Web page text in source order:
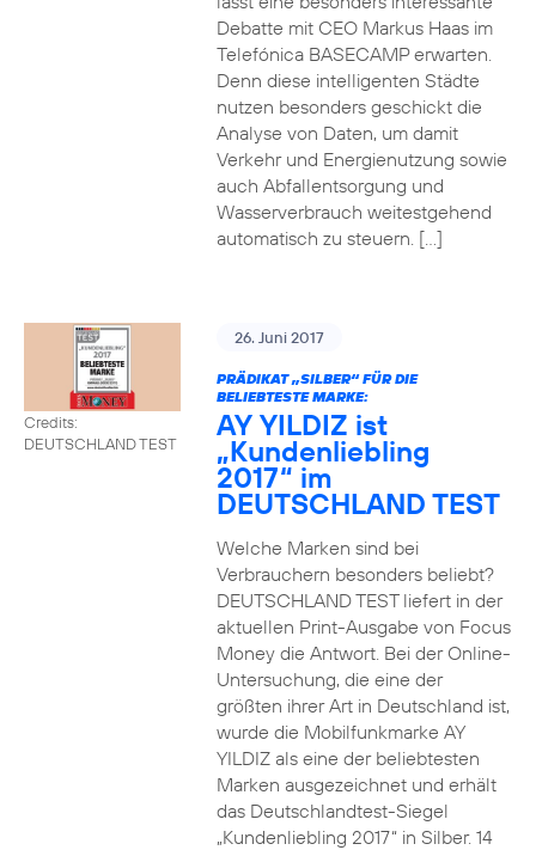
Debatte mit CEO Markus Haas im
Telefónica BASECAMP erwarten.
Denn diese intelligenten Städte
nutzen besonders geschickt die
Analyse von Daten, um damit
Verkehr und Energienutzung sowie
auch Abfallentsorgung und
Wasserverbrauch weitestgehend
automatisch zu steuern. […]
Credits:
DEUTSCHLAND TEST
26. Juni 2017
PRÄDIKAT „SILBER“ FÜR DIE
BELIEBTESTE MARKE:
AY YILDIZ ist
„Kundenliebling
2017“ im
DEUTSCHLAND TEST
Welche Marken sind bei
Verbrauchern besonders beliebt?
DEUTSCHLAND TEST liefert in der
aktuellen Print-Ausgabe von Focus
Money die Antwort. Bei der Online-
Untersuchung, die eine der
größten ihrer Art in Deutschland ist,
wurde die Mobilfunkmarke AY
YILDIZ als eine der beliebtesten
Marken ausgezeichnet und erhält
das Deutschlandtest-Siegel
„Kundenliebling 2017“ in Silber. 14